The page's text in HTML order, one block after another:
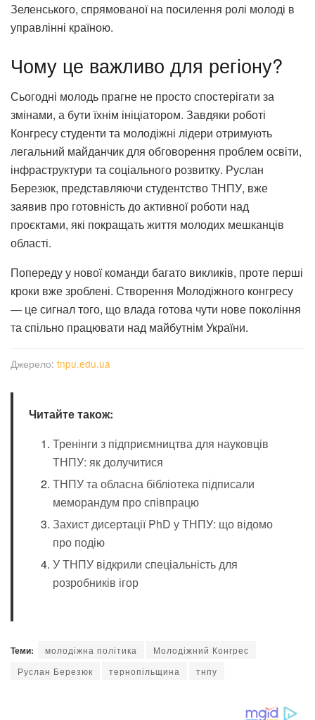
Зеленського, спрямованої на посилення ролі молоді в
управлінні країною.
Чому це важливо для регіону?
Сьогодні молодь прагне не просто спостерігати за
змінами, а бути їхнім ініціатором. Завдяки роботі
Конгресу студенти та молодіжні лідери отримують
легальний майданчик для обговорення проблем освіти,
інфраструктури та соціального розвитку. Руслан
Березюк, представляючи студентство ТНПУ, вже
заявив про готовність до активної роботи над
проєктами, які покращать життя молодих мешканців
області.
Попереду у нової команди багато викликів, проте перші
кроки вже зроблені. Створення Молодіжного конгресу
— це сигнал того, що влада готова чути нове покоління
та спільно працювати над майбутнім України.
Джерело: tnpu.edu.ua
Читайте також:
Тренінги з підприємництва для науковців
ТНПУ: як долучитися
ТНПУ та обласна бібліотека підписали
меморандум про співпрацю
Захист дисертації PhD у ТНПУ: що відомо
про подію
У ТНПУ відкрили спеціальність для
розробників ігор
Теми: молодіжна політика
Молодіжний Конгрес
Руслан Березюк
тернопільщина тнпу